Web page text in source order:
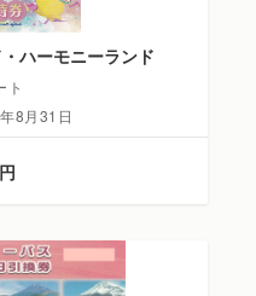
ハーモニーランド
ト
8月31日